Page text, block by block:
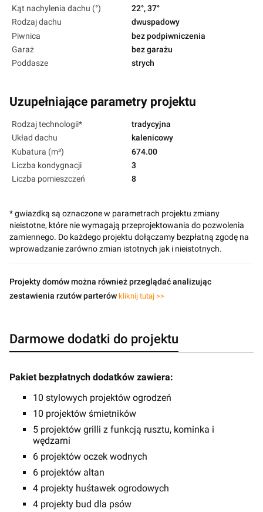
Kąt nachylenia dachu (°)
22°, 37°
Rodzaj dachu
dwuspadowy
Piwnica
bez podpiwniczenia
Garaż
bez garażu
Poddasze
strych
Uzupełniające parametry projektu
Rodzaj technologii*
tradycyjna
Układ dachu
kalenicowy
Kubatura (m³)
674.00
Liczba kondygnacji
3
Liczba pomieszczeń
8
* gwiazdką są oznaczone w parametrach projektu zmiany
nieistotne, które nie wymagają przeprojektowania do pozwolenia
zamiennego. Do każdego projektu dołączamy bezpłatną zgodę na
wprowadzanie zarówno zmian istotnych jak i nieistotnych.
Projekty domów można również przeglądać analizując
zestawienia rzutów parterów kliknij tutaj >>
Darmowe dodatki do projektu
Pakiet bezpłatnych dodatków zawiera:
10 stylowych projektów ogrodzeń
10 projektów śmietników
5 projektów grilli z funkcją rusztu, kominka i
wędzarni
6 projektów oczek wodnych
6 projektów altan
4 projekty huśtawek ogrodowych
4 projekty bud dla psów